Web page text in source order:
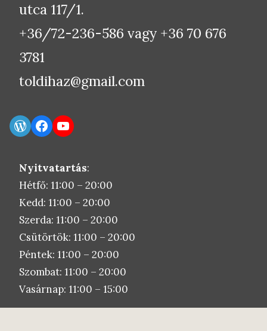
utca 117/1.
+36/72-236-586 vagy +36 70 676
3781
toldihaz@gmail.com
WordPress Facebook YouTube
Nyitvatartás:
Hétfő: 11:00 – 20:00
Kedd: 11:00 – 20:00
Szerda: 11:00 – 20:00
Csütörtök: 11:00 – 20:00
Péntek: 11:00 – 20:00
Szombat: 11:00 – 20:00
Vasárnap: 11:00 – 15:00